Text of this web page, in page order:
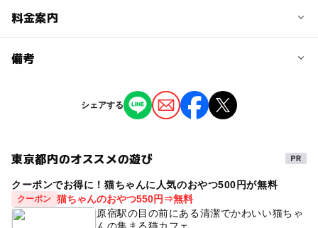
予約/応募
料金案内
料金について
備考
※掲載の情報は天候や主催者側の都合などにより変更にな
ることがあります。
シェアする
東京都内のオススメの遊び
クーポンでお得に！猫ちゃんに人気のおやつ500円が無料
クーポン 猫ちゃんのおやつ550円⇒無料
原宿駅の目の前にある清潔でかわいい猫ちゃ